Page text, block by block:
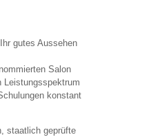
gutes Aussehen
Salon
Leistungsspektrum
konstant
staatlich geprüfte